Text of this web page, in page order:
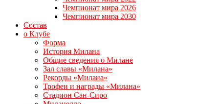
Чемпионат мира 2026
Чемпионат мира 2030
Состав
о Клубе
Форма
История Милана
Общие сведения о Милане
Зал славы «Милана»
Рекорды «Милана»
Трофеи и награды «Милана»
Стадион Сан-Сиро